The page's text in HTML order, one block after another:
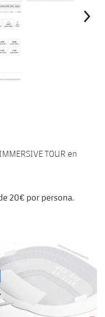
TOUR en
20€ por persona.